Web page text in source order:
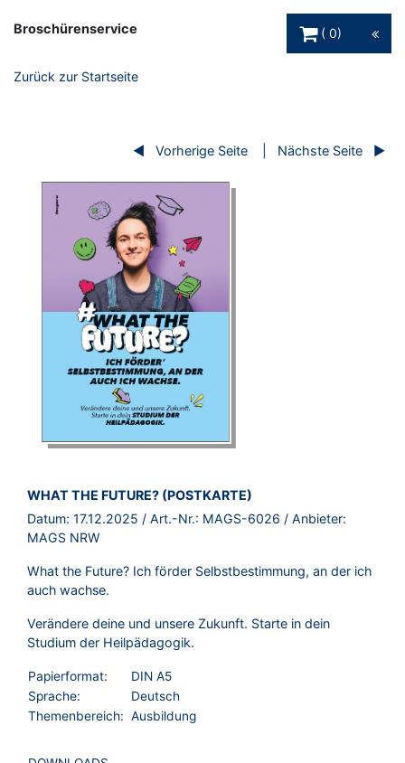
Broschürenservice
0
Zurück zur Startseite
Vorherige Seite Nächste Seite
BROSCHÜRE:
WHAT THE FUTURE? (POSTKARTE)
Datum: 17.12.2025 / Art.-Nr.: MAGS-6026 / Anbieter:
MAGS NRW
What the Future? Ich förder Selbstbestimmung, an der ich
auch wachse.
Verändere deine und unsere Zukunft. Starte in dein
Studium der Heilpädagogik.
Papierformat:
DIN A5
Sprache:
Deutsch
Themenbereich: Ausbildung